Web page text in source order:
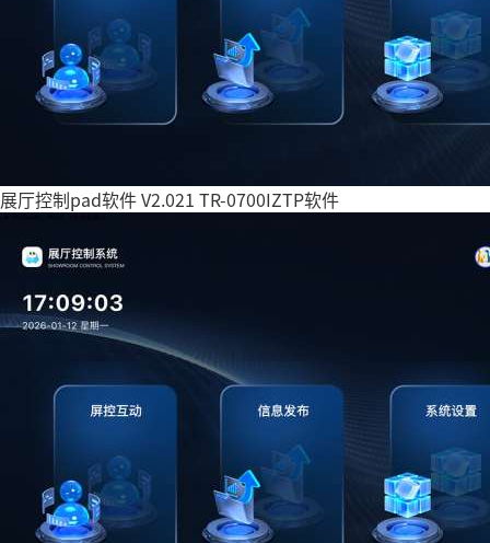
展厅控制pad软件 V2.021 TR-0700IZTP软件